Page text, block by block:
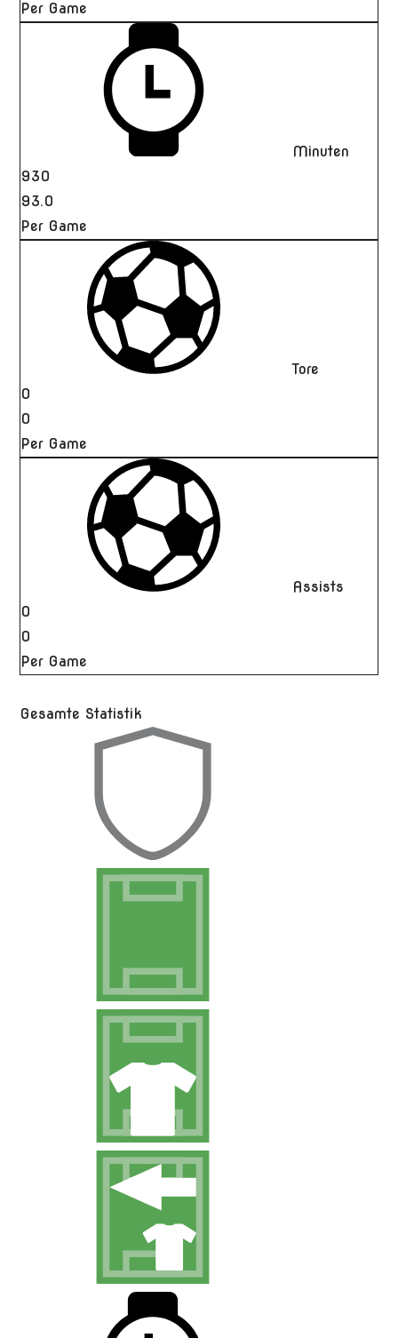
Per Game
Minuten
930
93.0
Per Game
Tore
0
0
Per Game
Assists
0
0
Per Game
Gesamte Statistik